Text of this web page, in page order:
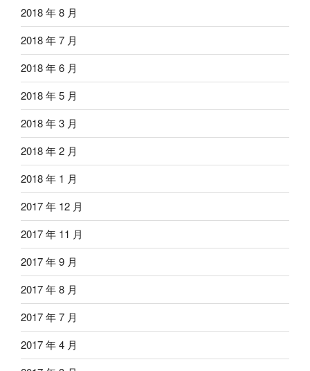
2018 年 8 月
2018 年 7 月
2018 年 6 月
2018 年 5 月
2018 年 3 月
2018 年 2 月
2018 年 1 月
2017 年 12 月
2017 年 11 月
2017 年 9 月
2017 年 8 月
2017 年 7 月
2017 年 4 月